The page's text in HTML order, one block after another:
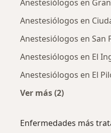
Anestesiólogos en
Anestesiólogos en
Anestesiólogos en San
Anestesiólogos en El
Anestesiólogos en El
Ver más (2)
Enfermedades más